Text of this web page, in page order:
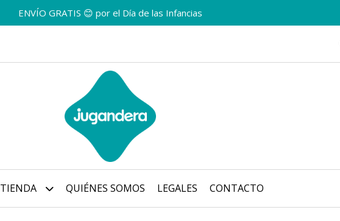
ENVÍO GRATIS 😊 por el Día de las Infancias
TIENDA QUIÉNES SOMOS LEGALES CONTACTO